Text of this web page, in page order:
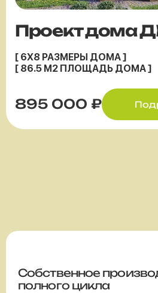
Проект дома
[ 6X8 РАЗМЕРЫ ДОМА ]
[ 86.5 М2 ПЛОЩАДЬ ДОМА ]
895 000 ₽
Собственное
полного цикла